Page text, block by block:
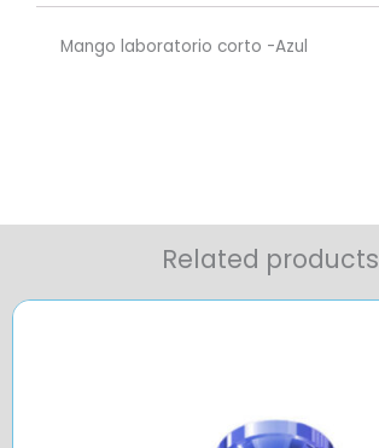
Mango laboratorio corto -Azul
Related products